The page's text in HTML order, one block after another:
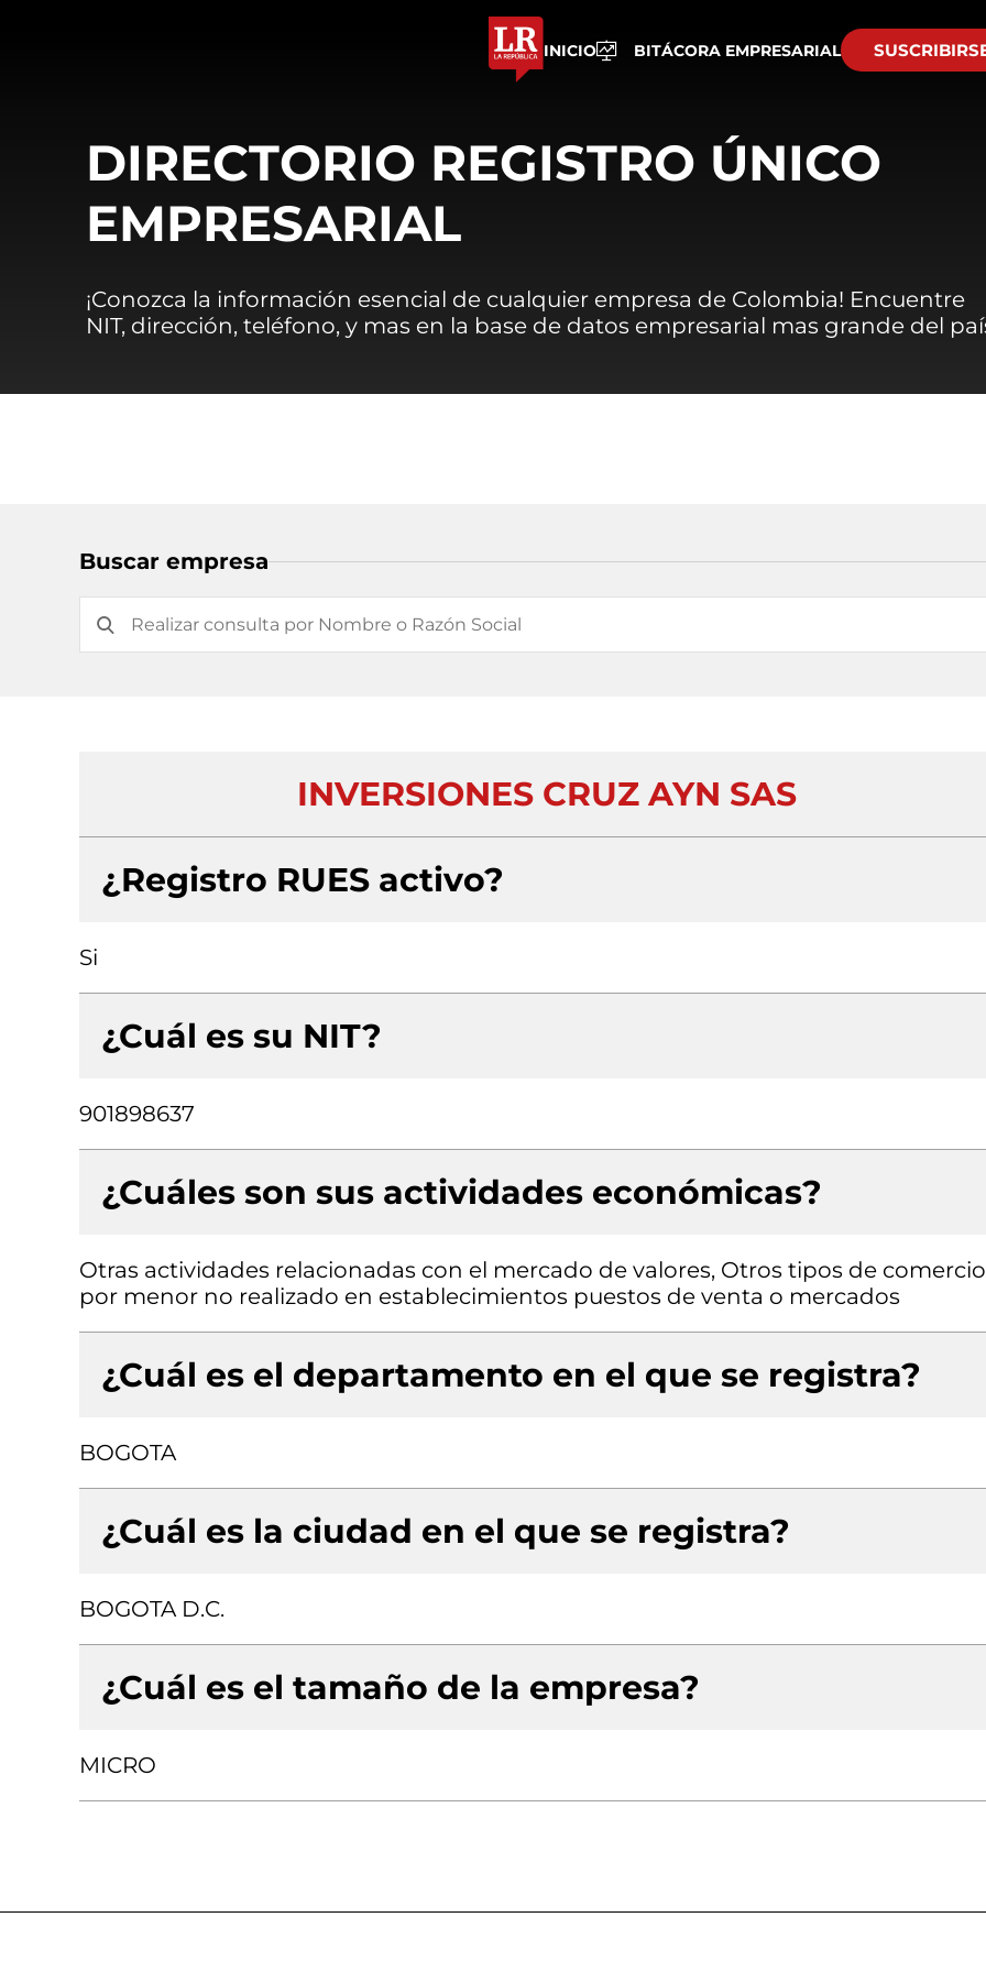
INICIO BITÁCORA EMPRESARIAL
DIRECTORIO REGISTRO ÚNICO
EMPRESARIAL
¡Conozca la información esencial de cualquier empresa de Colombia! Encuentre
NIT, dirección, teléfono, y mas en la base de datos empresarial mas grande del
Buscar empresa
INVERSIONES CRUZ AYN SAS
¿Registro RUES activo?
Si
¿Cuál es su NIT?
901898637
¿Cuáles son sus actividades económicas?
Otras actividades relacionadas con el mercado de valores, Otros tipos de
por menor no realizado en establecimientos puestos de venta o mercados
¿Cuál es el departamento en el que se registra?
BOGOTA
¿Cuál es la ciudad en el que se registra?
BOGOTA D.C.
¿Cuál es el tamaño de la empresa?
MICRO